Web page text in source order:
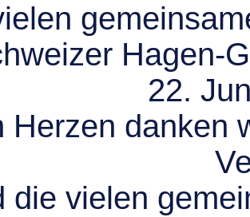
Hagen-
22.
Herzen danken
die vielen